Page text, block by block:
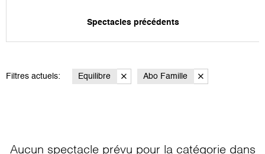
Spectacles précédents
Filtres actuels: Equilibre Abo Famille
Aucun spectacle prévu pour la catégorie dans